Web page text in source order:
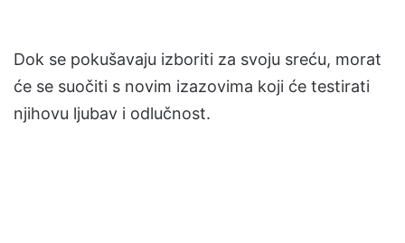
Dok se pokušavaju izboriti za svoju sreću, morat
će se suočiti s novim izazovima koji će testirati
njihovu ljubav i odlučnost.